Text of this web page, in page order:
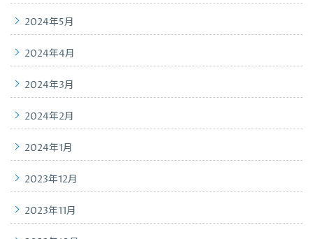
2024年5月
2024年4月
2024年3月
2024年2月
2024年1月
2023年12月
2023年11月